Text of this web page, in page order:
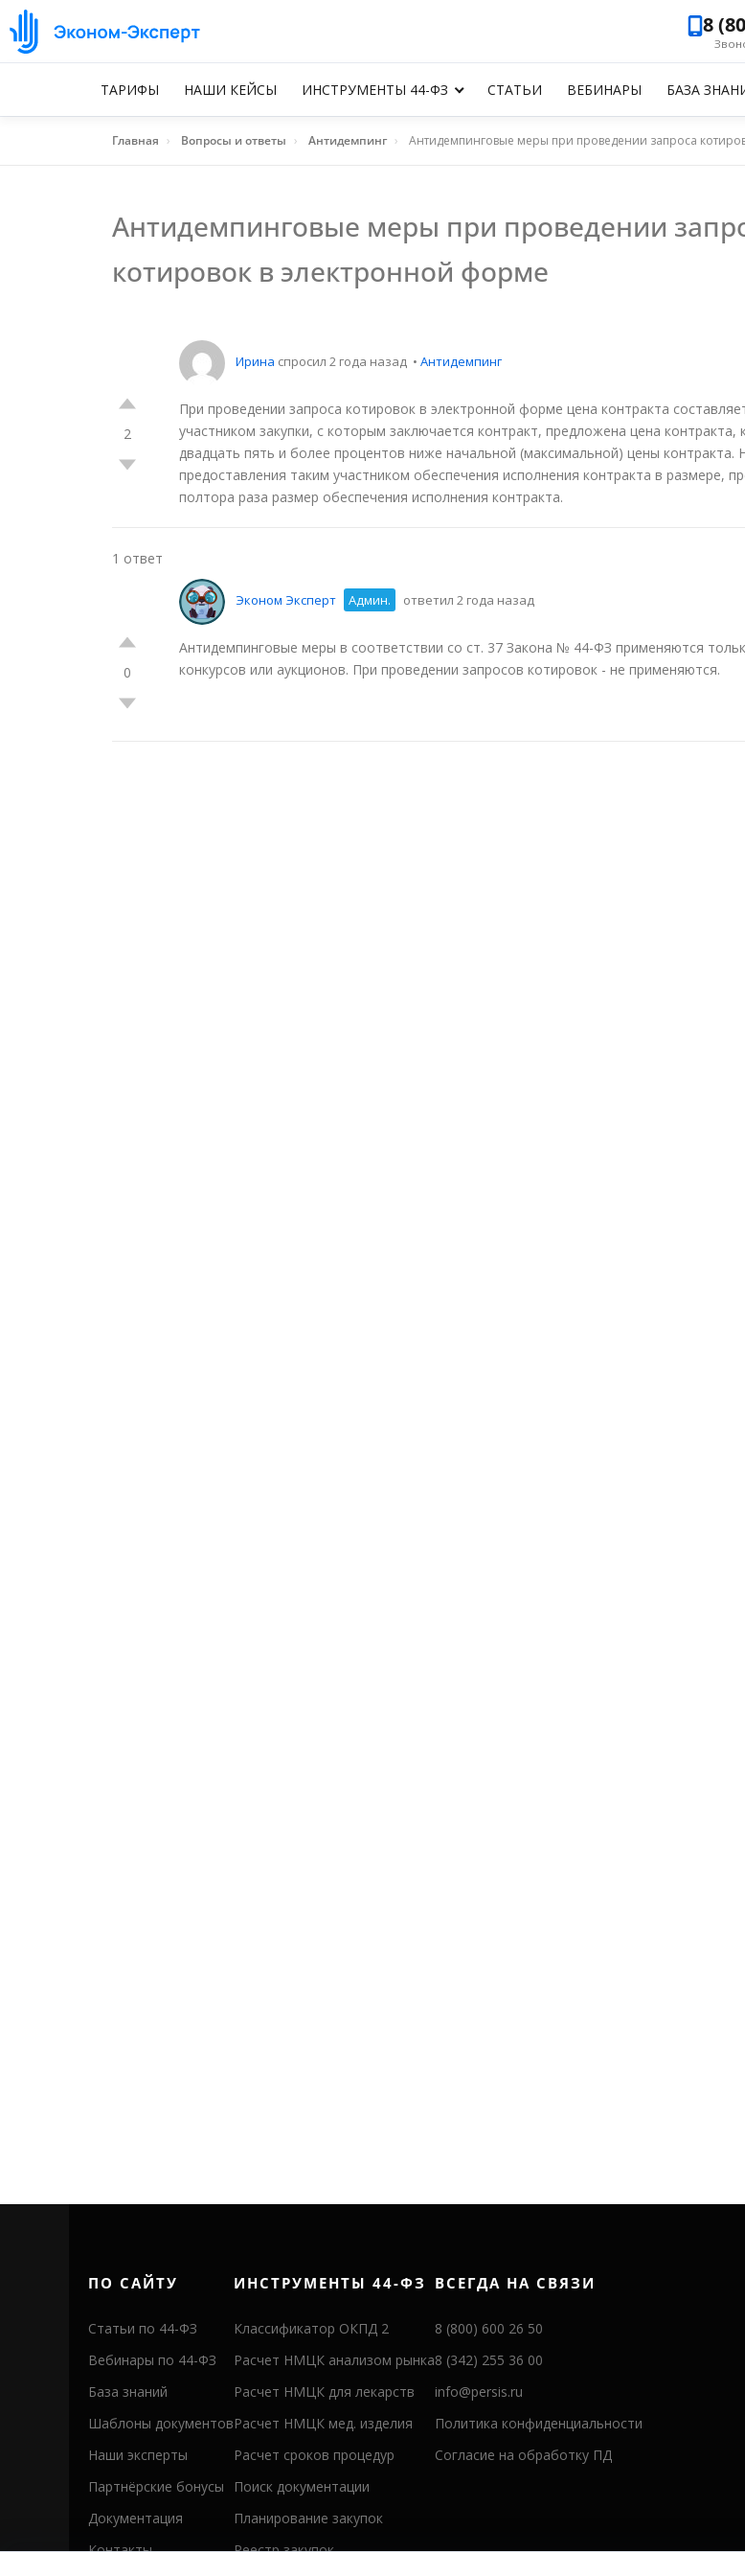
8
ТАРИФЫ НАШИ КЕЙСЫ ИНСТРУМЕНТЫ 44-ФЗ СТАТЬИ ВЕБИНАРЫ БАЗА
Главная › Вопросы и ответы › Антидемпинг › Антидемпинговые меры при проведении запроса
Антидемпинговые меры при проведении
котировок в электронной форме
2
Ирина спросил 2 года назад • Антидемпинг
При проведении запроса котировок в электронной форме цена контракта
участником закупки, с которым заключается контракт, предложена цена контракта,
двадцать пять и более процентов ниже начальной (максимальной) цены контракта.
предоставления таким участником обеспечения исполнения контракта в размере,
полтора раза размер обеспечения исполнения контракта.
1 ответ
0
Эконом Эксперт Админ. ответил 2 года назад
Антидемпинговые меры в соответствии со ст. 37 Закона № 44-ФЗ применяются
конкурсов или аукционов. При проведении запросов котировок - не применяются.
ПО САЙТУ
Статьи по 44-ФЗ
Вебинары по 44-ФЗ
База знаний
Шаблоны документов
Наши эксперты
Партнёрские бонусы
Документация
Контакты
ИНСТРУМЕНТЫ 44-ФЗ
Классификатор ОКПД 2
Расчет НМЦК анализом рынка
Расчет НМЦК для лекарств
Расчет НМЦК мед. изделия
Расчет сроков процедур
Поиск документации
Планирование закупок
Реестр закупок
ВСЕГДА НА СВЯЗИ
8 (800) 600 26 50
8 (342) 255 36 00
info@persis.ru
Политика конфиденциальности
Согласие на обработку ПД